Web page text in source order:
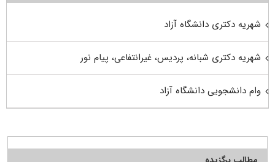
شهریه دکتری دانشگاه آزاد
شهریه دکتری شبانه، پردیس، غیرانتفاعی، پیام نور
وام دانشجویی دانشگاه آزاد